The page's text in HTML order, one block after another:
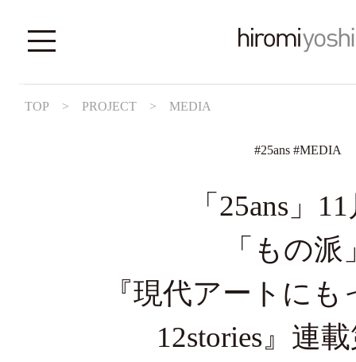
TOP > PROJECT > MEDIA
#25ans #MEDIA
「25ans」
「もの派
『現代アートに
12stories』連